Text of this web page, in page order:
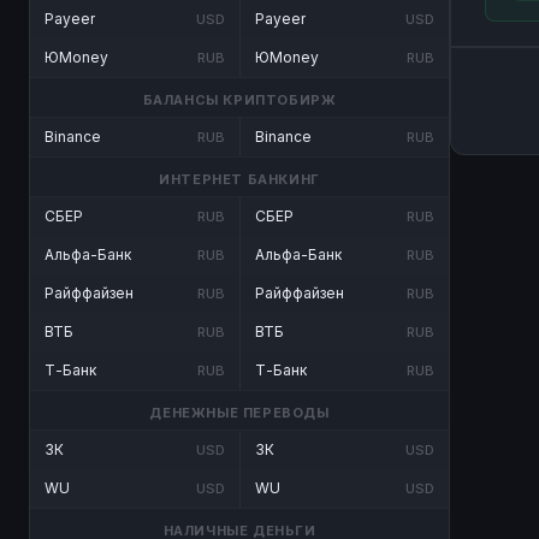
Payeer USD
ЮMoney RUB
Payeer USD
ЮMoney RUB
БАЛАНСЫ КРИПТОБИРЖ
Binance RUB Binance RUB
ИНТЕРНЕТ БАНКИНГ
СБЕР RUB
Альфа-Банк RUB
Райффайзен RUB
ВТБ RUB
Т-Банк RUB
СБЕР RUB
Альфа-Банк RUB
Райффайзен RUB
ВТБ RUB
Т-Банк RUB
ДЕНЕЖНЫЕ ПЕРЕВОДЫ
ЗК USD
WU USD
ЗК USD
WU USD
НАЛИЧНЫЕ ДЕНЬГИ